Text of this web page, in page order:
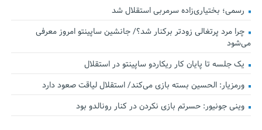
رسمی؛ بختیاری‌زاده سرمربی استقلال شد
چرا مرد پرتغالی زودتر برکنار شد؟/ جانشین ساپینتو امروز معرفی
می‌شود
یک جلسه تا پایان کار ریکاردو ساپینتو در استقلال
ورمزیار: الحسین بسته بازی می‌کند/ استقلال لیاقت صعود دارد
وینی جونیور: حسرتم بازی نکردن در کنار رونالدو بود